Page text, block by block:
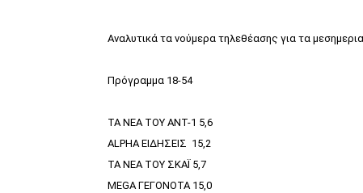
Αναλυτικά τα νούμερα τηλεθέασης για τα
Πρόγραμμα 18-54
ΤΑ ΝΕΑ ΤΟΥ ΑΝΤ-1 5,6
ALPHA ΕΙΔΗΣΕΙΣ 15,2
ΤΑ ΝΕΑ ΤΟΥ ΣΚΑΪ 5,7
MEGA ΓΕΓΟΝΟΤΑ 15,0